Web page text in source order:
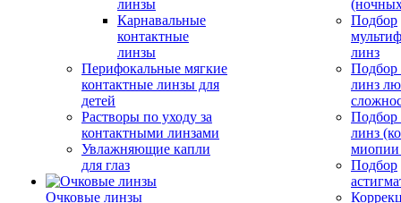
линзы
Карнавальные
контактные
линзы
Перифокальные мягкие
контактные линзы для
детей
Растворы по уходу за
контактными линзами
Увлажняющие капли
для глаз
Очковые линзы
Подбор
линз
Подбор
линз
Подбор
линз
миопии
Подбор